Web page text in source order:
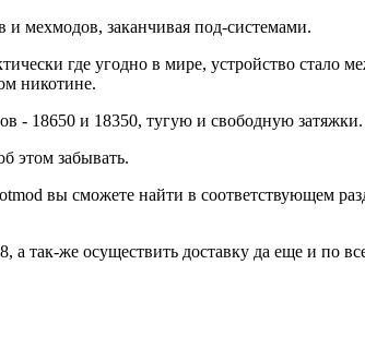
и мехмодов, заканчивая под-системами.
где угодно в мире, устройство стало
никотине.
- 18650 и 18350, тугую и свободную затяжки.
этом забывать.
вы сможете найти в соответствующем
же осуществить доставку да еще и по